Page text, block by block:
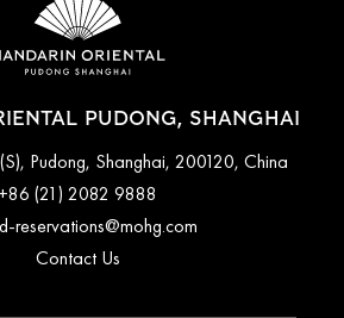
PUDONG, SHANGHAI
Pudong, Shanghai, 200120, China
+86 (21) 2082 9888
reservations@mohg.com
Contact Us